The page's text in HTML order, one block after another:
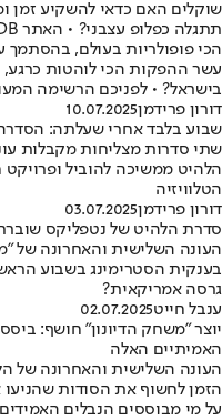
שוקלים האם כדאי להשקיע זמן
הכי פופולריות בעולם, בהסתמך
עשר ההפקות הכי לוהטות
בישראל? • לפניכם הרשימה המעודכנת ל-10
דורון פרידמן10.07.2025
שבוע בלבד אחרי שעלתה:
שתי סדרות מצליחות מקבלות
הלהיט ממשיכה להוביל
הטלוויזיה
דורון פרידמן03.07.2025
סדרת הלהיט של נטפליקס
העונה השלישית והאחרונה של
בענקית הסטרימינג בשבוע
גרסה אמריקאית?
ענבל חייט02.07.2025
יוצר "משחק הדיונון" חושף:
האמיתיים האלה
העונה השלישית והאחרונה של
הזמן לחשוף את הסודות
על מי מבוססים הנבלים